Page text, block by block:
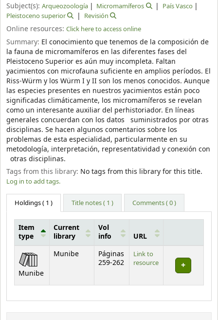
Subject(s): Arqueozoología Micromamíferos
País Vasco
Pleistoceno superior
Revisión
Online resources: Click here to access online
Summary: El conocimiento que tenemos de la composición de
la fauna de micromamíferos en las diferentes fases del
Pleistoceno Superior es aún muy incompleta. Faltan
yacimientos con microfauna suficiente en amplios períodos. El
Riss-Würm y los Würm I y II son los menos conocidos. Aunque
las especies presentes en nuestros yacimientos están poco
significadas climáticamente, los micromamíferos se revelan
como un interesante auxiliar del perhistoriador. En líneas
generales concuerdan con los datos suministrados por otras
disciplinas. Se hacen algunos comentarios sobre los
problemas de esta especialidad, particularmente en su
metodología, interpretación, representatividad y conexión con
otras disciplinas.
Tags from this library: No tags from this library for this title.
Log in to add tags.
Holdings( 1 ) Title notes ( 1 ) Comments ( 0 )
Holdings
Item
type
Current
library
Vol
info
URL
Munibe
Munibe
Páginas
259-262
Link to
resource